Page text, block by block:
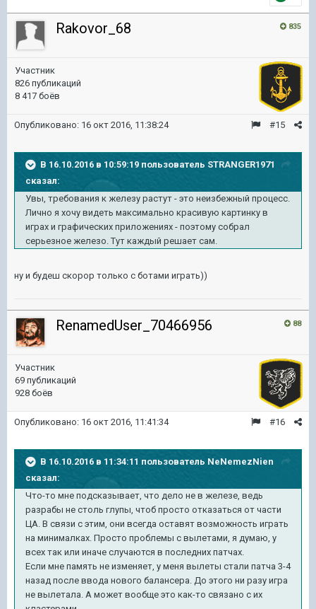
835
Rakovor_68
Участник
826 публикаций
8 417 боёв
#15
Опубликовано: 16 окт 2016, 11:38:24
В 16.10.2016 в 10:59:19 пользователь STRANGER1971
сказал:
Увы, требования к железу растут - это неизбежный процесс.
Лично я хочу видеть максимально красивую картинку в
играх и графических приложениях - поэтому собрал
серьезное железо. Тут каждый решает сам.
ну и будеш скорор только с ботами играть))
88
RenamedUser_70466956
Участник
69 публикаций
928 боёв
#16
Опубликовано: 16 окт 2016, 11:41:34
В 16.10.2016 в 11:34:11 пользователь NeNemezNien
сказал:
Что-то мне подсказывает, что дело не в железе, ведь
разрабы не столь глупы, чтоб просто отказаться от части
ЦА. В связи с этим, они всегда оставят возможность играть
на минималках. Просто проблемы с вылетами, я думаю, у
всех так или иначе случаются в последних патчах.
Если мне память не изменяет, у меня вылеты стали патча 3-4
назад после ввода нового балансера. До этого ни разу игра
не вылетала. А может вообще это как-то связано с их